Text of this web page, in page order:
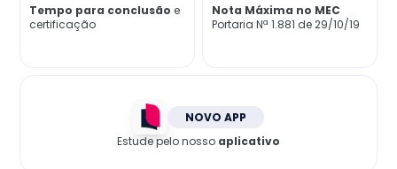
Preço
Tempo para conclusão e
certificação
Nota Máxima no MEC
Portaria Nª 1.881 de 29/10/19
NOVO APP
Estude pelo nosso aplicativo